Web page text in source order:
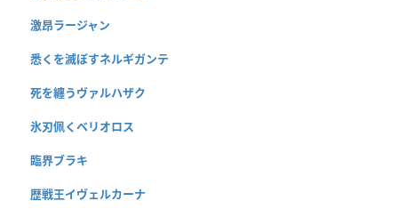
激昂ラージャン
悉くを滅ぼすネルギガンテ
死を纏うヴァルハザク
氷刃佩くベリオロス
臨界ブラキ
歴戦王イヴェルカーナ